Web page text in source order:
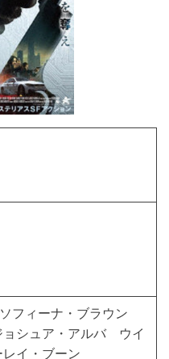
フィーナ・ブラウン
シュア・アルバ ウイ
イ・ブーン